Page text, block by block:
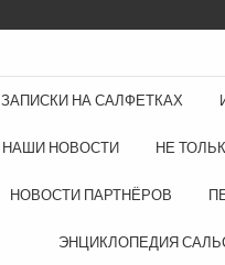
ЗАПИСКИ НА САЛФЕТКАХ
НАШИ НОВОСТИ НЕ
НОВОСТИ ПАРТНЁРОВ
ЭНЦИКЛОПЕДИЯ